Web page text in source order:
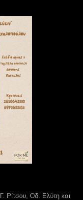
Ρίτσου, Οδ. Ελύτη και